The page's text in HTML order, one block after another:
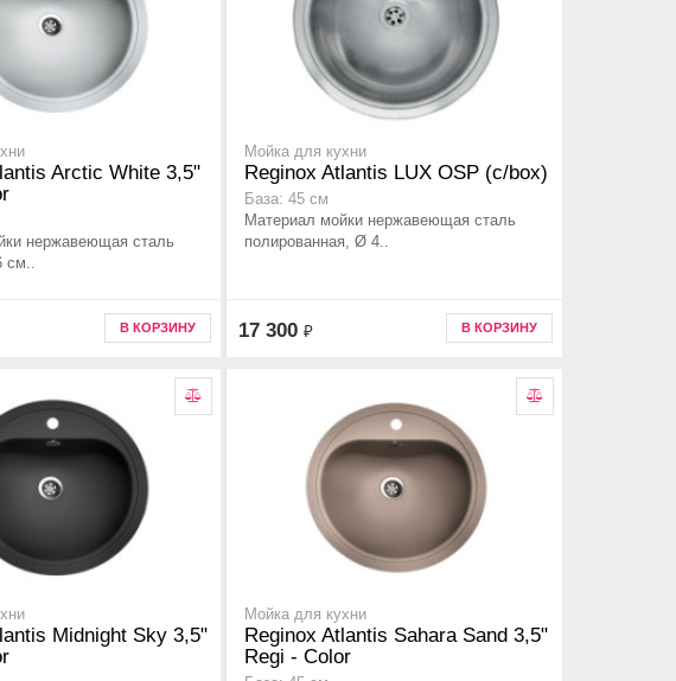
Arctic White 3,5"
нержавеющая сталь
см..
В КОРЗИНУ
Мойка для кухни
Reginox Atlantis LUX OSP (c/box)
База: 45 см
Материал мойки нержавеющая сталь
полированная, Ø 4..
17 300 ₽ В КОРЗИНУ
Midnight Sky 3,5"
Мойка для кухни
Reginox Atlantis Sahara Sand 3,5"
Regi - Color